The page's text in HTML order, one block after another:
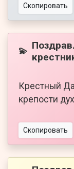
Скопировать
💫
Крестный
крепости
Скопировать